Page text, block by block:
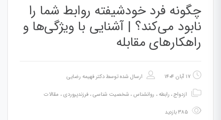
چگونه فرد خودشیفته روابط شما را
نابود می‌کند؟ | آشنایی با ویژگی‌ها و
راهکارهای مقابله
۱۷ آبان ۱۴۰۴ ارسال شده توسطدکتر فهیمه رضایی
ازدواج، رابطه، روانشناس ، شخصیت شناسی، فرزندپروردی، مقالات